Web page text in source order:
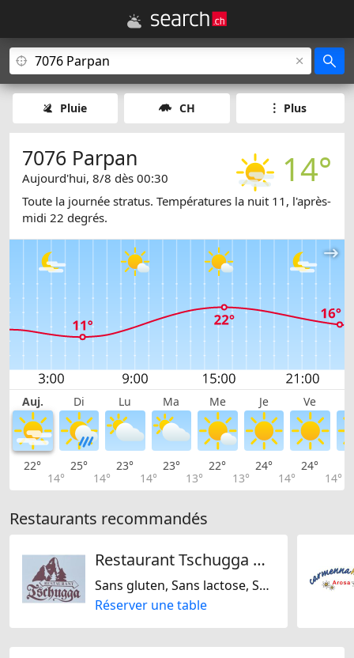
Pluie CH Plus
14°
7076 Parpan
Aujourd'hui, 8/8 dès 00:30
Toute la journée stratus. Températures la nuit 11, l'après-
midi 22 degrés.
Auj. Di Lu Ma Me Je Ve
22°
14°
25°
14°
23°
14°
23°
13°
22°
13°
24°
14°
24°
14°
Restaurants recommandés
Restaurant Tschugga GmbH
Sans gluten, Sans lactose, Sans noix, Suisse
Réserver une table